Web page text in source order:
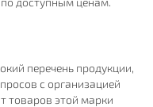
перечень продукции,
с организацией
товаров этой марки